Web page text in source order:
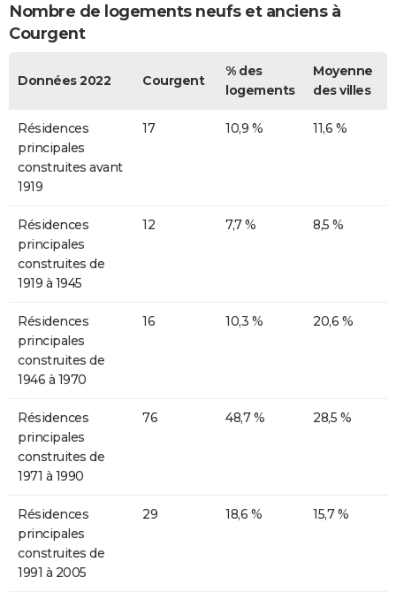
Nombre de logements neufs et anciens à
Courgent
Données 2022 Courgent
% des
logements
Moyenne
des villes
Résidences
principales
construites avant
1919
17 10,9 % 11,6 %
Résidences
principales
construites de
1919 à 1945
12 7,7 % 8,5 %
Résidences
principales
construites de
1946 à 1970
16 10,3 % 20,6 %
Résidences
principales
construites de
1971 à 1990
76 48,7 % 28,5 %
Résidences
principales
construites de
1991 à 2005
29 18,6 % 15,7 %